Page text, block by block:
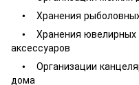
• Хранения рыболовных
• Хранения ювелирных
аксессуаров
• Организации
дома